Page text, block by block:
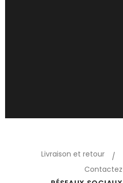
Livraison et retour